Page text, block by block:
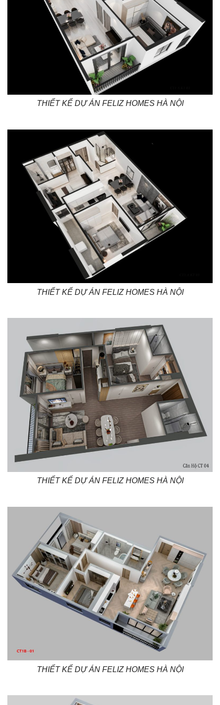
THIẾT KẾ DỰ ÁN FELIZ HOMES HÀ NỘI
THIẾT KẾ DỰ ÁN FELIZ HOMES HÀ NỘI
THIẾT KẾ DỰ ÁN FELIZ HOMES HÀ NỘI
THIẾT KẾ DỰ ÁN FELIZ HOMES HÀ NỘI